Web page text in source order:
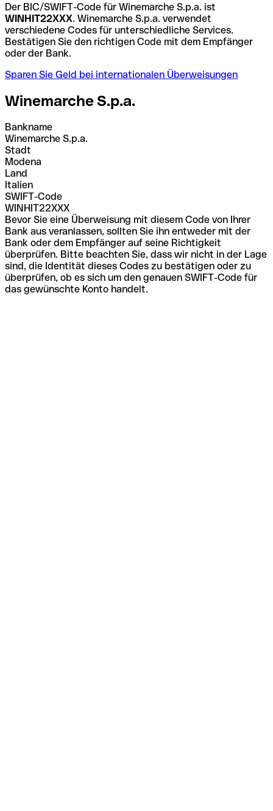
Der BIC/SWIFT-Code für Winemarche S.p.a. ist
WINHIT22XXX. Winemarche S.p.a. verwendet
verschiedene Codes für unterschiedliche Services.
Bestätigen Sie den richtigen Code mit dem Empfänger
oder der Bank.
Sparen Sie Geld bei internationalen Überweisungen
Winemarche S.p.a.
Bankname
Winemarche S.p.a.
Stadt
Modena
Land
Italien
SWIFT-Code
WINHIT22XXX
Bevor Sie eine Überweisung mit diesem Code von Ihrer
Bank aus veranlassen, sollten Sie ihn entweder mit der
Bank oder dem Empfänger auf seine Richtigkeit
überprüfen. Bitte beachten Sie, dass wir nicht in der Lage
sind, die Identität dieses Codes zu bestätigen oder zu
überprüfen, ob es sich um den genauen SWIFT-Code für
das gewünschte Konto handelt.